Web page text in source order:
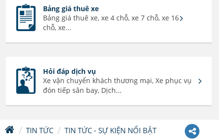
Bảng giá thuê xe
Bảng giá thuê xe, xe 4 chỗ, xe 7 chỗ, xe 16
chỗ, xe...
Hỏi đáp dịch vụ
Xe vận chuyển khách thương mại, Xe phục vụ
đón tiếp sân bay, Dịch...
TIN TỨC TIN TỨC - SỰ KIỆN NỔI BẬT